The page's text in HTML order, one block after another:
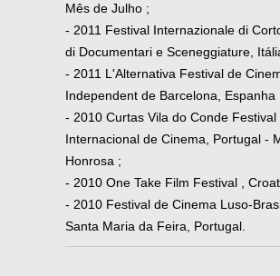
Mês de Julho ;
- 2011 Festival Internazionale di
di Documentari e Sceneggiature,
- 2011 L'Alternativa Festival de
Independent de Barcelona, Espanha
- 2010 Curtas Vila do Conde Festival
Internacional de Cinema, Portugal -
Honrosa ;
- 2010 One Take Film Festival ,
- 2010 Festival de Cinema Luso-
Santa Maria da Feira, Portugal.